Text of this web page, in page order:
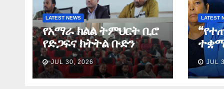
LATEST NEWS
የአማራ ክልል ትምህርት ቢሮ
የድጋፍና ክትትል ቡድን
የማጠቃለያ ግብረ መልስ ሰጠ
JUL 30, 2026
LATEST
JUL